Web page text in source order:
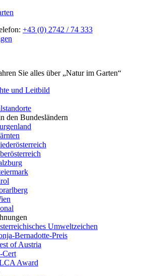
+43 (0) 2742 / 74 333
Sie alles über „Natur im Garten“
und Leitbild
den Bundesländern
Umweltzeichen
Bernadotte-Preis
of Austria
Cert
Award